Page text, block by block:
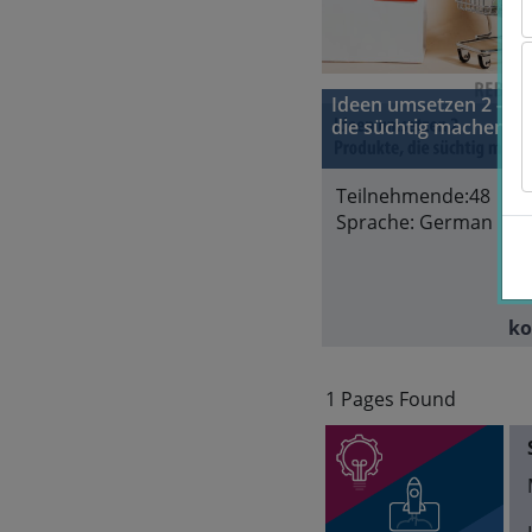
Ideen umsetzen 2 -
die süchtig machen
Teilnehmende:48
Sprache: German
1 Pages Found